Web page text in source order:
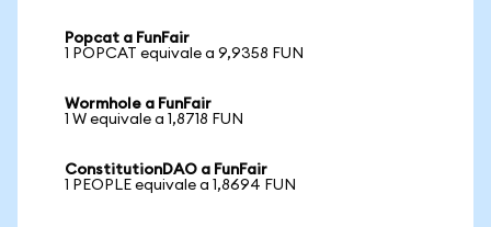
Popcat a FunFair
1 POPCAT equivale a 9,9358 FUN
Wormhole a FunFair
1 W equivale a 1,8718 FUN
ConstitutionDAO a FunFair
1 PEOPLE equivale a 1,8694 FUN